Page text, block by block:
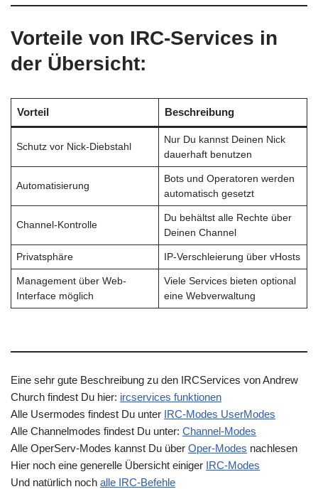
Vorteile von IRC-Services in
der Übersicht:
Vorteil Beschreibung
Schutz vor Nick-Diebstahl
Nur Du kannst Deinen Nick
dauerhaft benutzen
Automatisierung
Bots und Operatoren werden
automatisch gesetzt
Channel-Kontrolle
Du behältst alle Rechte über
Deinen Channel
Privatsphäre IP-Verschleierung über vHosts
Management über Web-
Interface möglich
Viele Services bieten optional
eine Webverwaltung
Eine sehr gute Beschreibung zu den IRCServices von Andrew
Church findest Du hier: ircservices funktionen
Alle Usermodes findest Du unter IRC-Modes UserModes
Alle Channelmodes findest Du unter: Channel-Modes
Alle OperServ-Modes kannst Du über Oper-Modes nachlesen
Hier noch eine generelle Übersicht einiger IRC-Modes
Und natürlich noch alle IRC-Befehle